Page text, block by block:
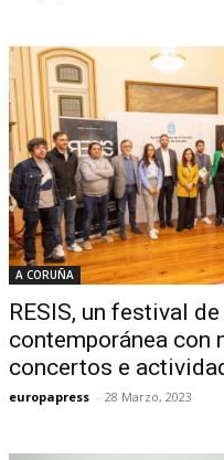
A CORUÑA
RESIS, un festival
contemporánea con
concertos e
europapress - 28 Marzo, 2023